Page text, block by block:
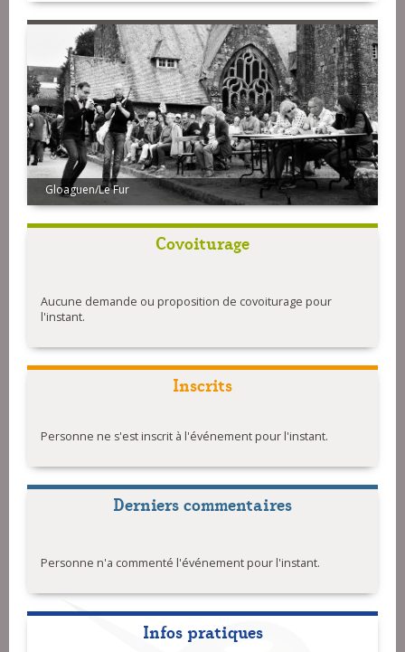
Cornec/Trebaol
Gloaguen/Le Fur
Covoiturage
Aucune demande ou proposition de covoiturage pour
l'instant.
Inscrits
Personne ne s'est inscrit à l'événement pour l'instant.
Derniers commentaires
Personne n'a commenté l'événement pour l'instant.
Infos pratiques